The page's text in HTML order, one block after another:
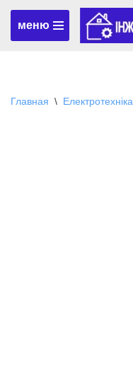
Перейти
меню
Главная \ Електротехніка